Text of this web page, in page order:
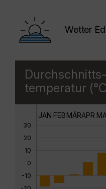
Wetter
Durchschnitts-
temperatur
30
20
10
0
-10
JAN FEBMÄRAPR